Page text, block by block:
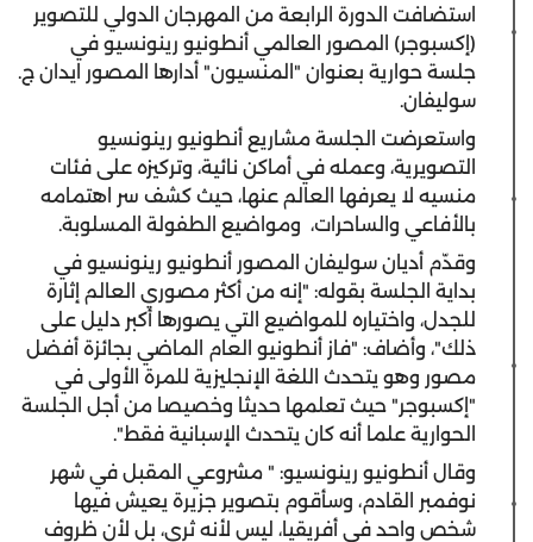
استضافت الدورة الرابعة من المهرجان الدولي للتصوير
(إكسبوجر) المصور العالمي أنطونيو رينونسيو في
جلسة حوارية بعنوان "المنسيون" أدارها المصور ايدان ج.
سوليفان.
واستعرضت الجلسة مشاريع أنطونيو رينونسيو
التصويرية، وعمله في أماكن نائية، وتركيزه على فئات
منسيه لا يعرفها العالم عنها، حيث كشف سر اهتمامه
بالأفاعي والساحرات، ومواضيع الطفولة المسلوبة.
وقدّم أديان سوليفان المصور أنطونيو رينونسيو في
بداية الجلسة بقوله: "إنه من أكثر مصوري العالم إثارة
للجدل، واختياره للمواضيع التي يصورها أكبر دليل على
ذلك"، وأضاف: "فاز أنطونيو العام الماضي بجائزة أفضل
مصور وهو يتحدث اللغة الإنجليزية للمرة الأولى في
"إكسبوجر" حيث تعلمها حديثا وخصيصا من أجل الجلسة
الحوارية علما أنه كان يتحدث الإسبانية فقط".
وقال أنطونيو رينونسيو: " مشروعي المقبل في شهر
نوفمبر القادم، وسأقوم بتصوير جزيرة يعيش فيها
شخص واحد في أفريقيا، ليس لأنه ثري، بل لأن ظروف